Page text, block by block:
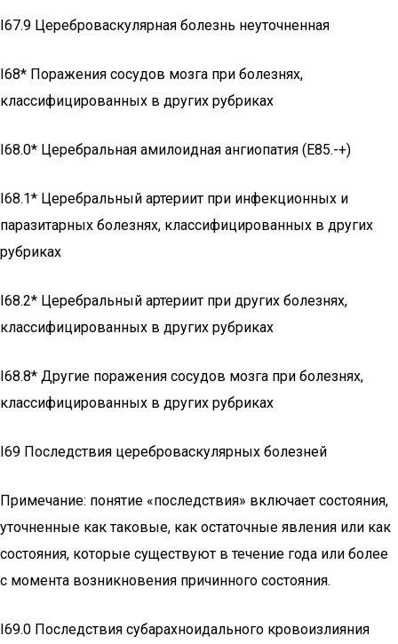
I67.9 Цереброваскулярная болезнь неуточненная
I68* Поражения сосудов мозга при болезнях,
классифицированных в других рубриках
I68.0* Церебральная амилоидная ангиопатия (E85.-+)
I68.1* Церебральный артериит при инфекционных и
паразитарных болезнях, классифицированных в других
рубриках
I68.2* Церебральный артериит при других болезнях,
классифицированных в других рубриках
I68.8* Другие поражения сосудов мозга при болезнях,
классифицированных в других рубриках
I69 Последствия цереброваскулярных болезней
Примечание: понятие «последствия» включает состояния,
уточненные как таковые, как остаточные явления или как
состояния, которые существуют в течение года или более
с момента возникновения причинного состояния.
I69.0 Последствия субарахноидального кровоизлияния